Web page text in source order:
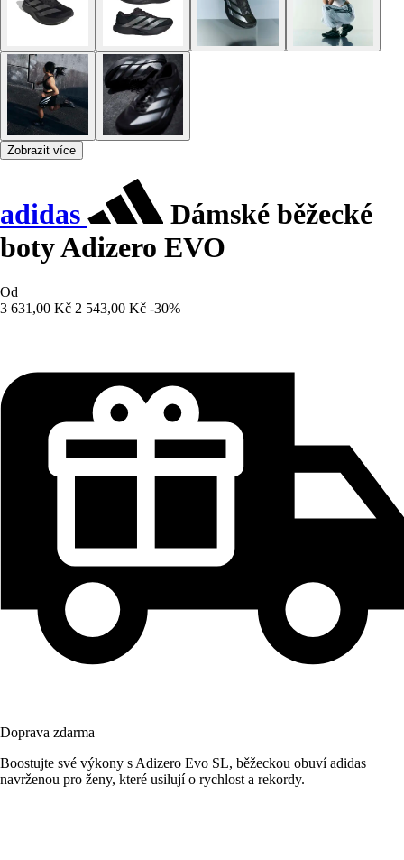
Zobrazit více
adidas
Dámské běžecké
boty Adizero EVO
Od
3 631,00 Kč 2 543,00 Kč -30%
Doprava zdarma
Boostujte své výkony s Adizero Evo SL, běžeckou obuví adidas
navrženou pro ženy, které usilují o rychlost a rekordy.